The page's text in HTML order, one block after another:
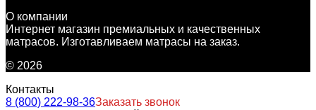
О компании
Интернет магазин премиальных и качественных
матрасов. Изготавливаем матрасы на заказ.
© 2026
Контакты
8 (800) 222-98-36Заказать звонок